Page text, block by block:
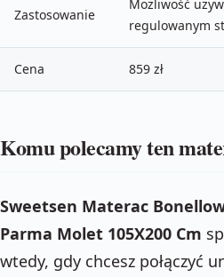
Zastosowanie
Możliwość
regulowanym
Cena 859 zł
Komu polecamy ten
Sweetsen Materac
Parma Molet 105X200 Cm
wtedy, gdy chcesz połączyć